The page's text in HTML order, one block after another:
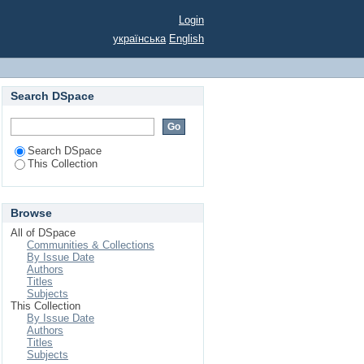
Login
українська English
Search DSpace
Search DSpace
This Collection
Browse
All of DSpace
Communities & Collections
By Issue Date
Authors
Titles
Subjects
This Collection
By Issue Date
Authors
Titles
Subjects